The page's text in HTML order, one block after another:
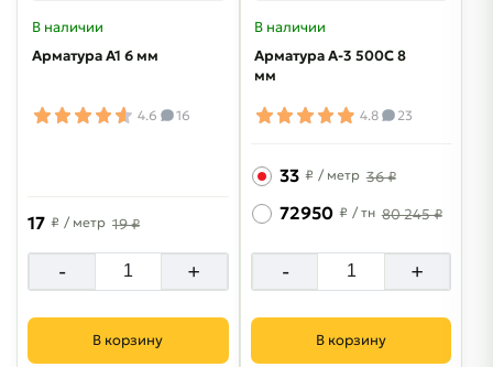
В наличии
Арматура А1 6 мм
4.6 16
17 ₽ / метр 19 ₽
- +
В корзину
В наличии
Арматура A-3 500C 8
мм
4.8 23
33 ₽ / метр 36 ₽
72950 ₽ / тн 80 245 ₽
- +
В корзину